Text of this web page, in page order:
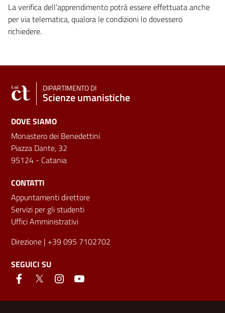
La verifica dell'apprendimento potrà essere effettuata anche
per via telematica, qualora le condizioni lo dovessero
richiedere.
DIPARTIMENTO DI
Scienze umanistiche
DOVE SIAMO
Monastero dei Benedettini
Piazza Dante, 32
95124 - Catania
CONTATTI
Appuntamenti direttore
Servizi per gli studenti
Uffici Amministrativi
Direzione | +39 095 7102702
SEGUICI SU
Link e informazioni utili